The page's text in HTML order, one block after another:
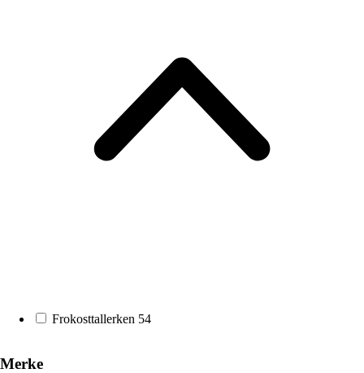
Frokosttallerken 54
Merke